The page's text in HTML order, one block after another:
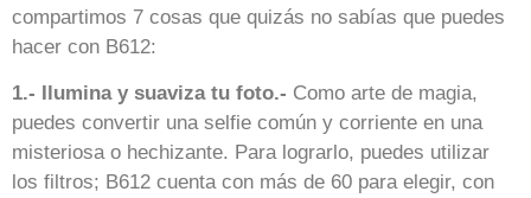
compartimos 7 cosas que quizás no sabías que puedes
hacer con B612:
1.- Ilumina y suaviza tu foto.- Como arte de magia,
puedes convertir una selfie común y corriente en una
misteriosa o hechizante. Para lograrlo, puedes utilizar
los filtros; B612 cuenta con más de 60 para elegir, con